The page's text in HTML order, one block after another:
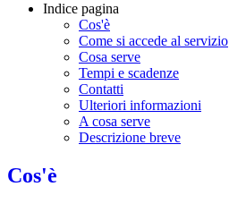
Indice pagina
Cos'è
Come si accede al servizio
Cosa serve
Tempi e scadenze
Contatti
Ulteriori informazioni
A cosa serve
Descrizione breve
Cos'è